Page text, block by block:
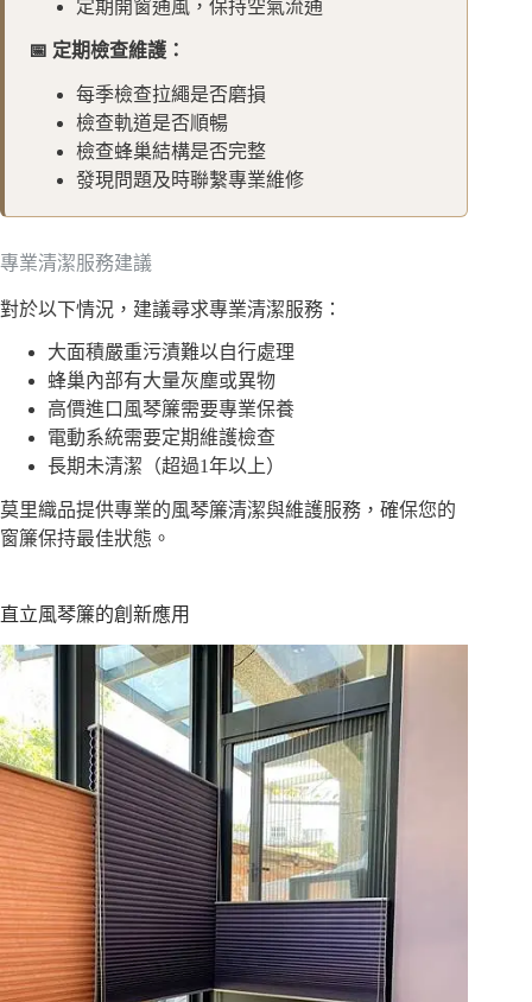
定期開窗通風，保持空氣流通
📅 定期檢查維護：
每季檢查拉繩是否磨損
檢查軌道是否順暢
檢查蜂巢結構是否完整
發現問題及時聯繫專業維修
專業清潔服務建議
對於以下情況，建議尋求專業清潔服務：
大面積嚴重污漬難以自行處理
蜂巢內部有大量灰塵或異物
高價進口風琴簾需要專業保養
電動系統需要定期維護檢查
長期未清潔（超過1年以上）
莫里織品提供專業的風琴簾清潔與維護服務，確保您的
窗簾保持最佳狀態。
直立風琴簾的創新應用